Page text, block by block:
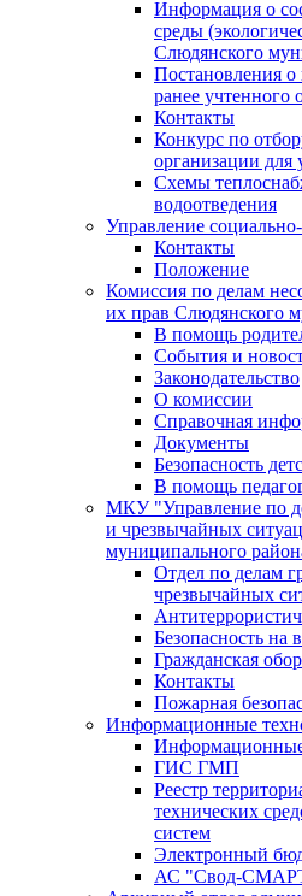
Информация о
среды
Слюдянского
Постановления о
ранее учтенного
Контакты
Конкурс по
организации
Схемы
водоотведения
Управление
Контакты
Положение
Комиссия по делам
их прав Слюдянского
В помощь
События и
Законодательство
О комиссии
Справочная
Документы
Безопасность
В помощь
МКУ "Управление по
и чрезвычайных
муниципального
Отдел по делам
чрезвычайных
Безопасность на
Гражданская
Контакты
Пожарная
Информационные
ГИС ГМП
Реестр
технических
систем
Электронный
АС "Свод-